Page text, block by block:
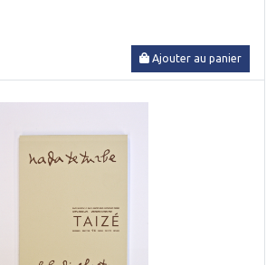
Ajouter au panier